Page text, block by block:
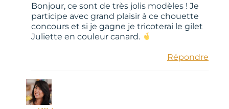
Bonjour, ce sont de très jolis modèles ! Je
participe avec grand plaisir à ce chouette
concours et si je gagne je tricoterai le gilet
Juliette en couleur canard.
Répondre